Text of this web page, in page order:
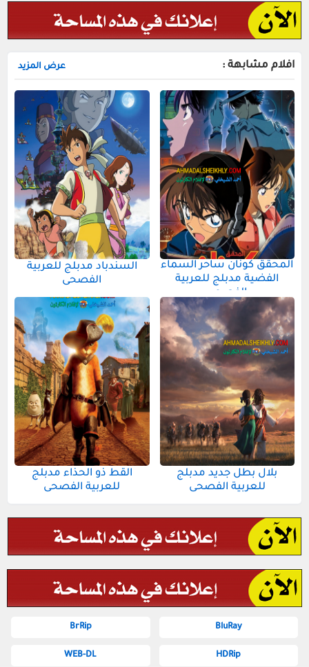
عرض المزيد افلام مشابهة :
المحقق كونان ساحر السماء
الفضية مدبلج للعربية
الفصحى
السندباد مدبلج للعربية
الفصحى
بلال بطل جديد مدبلج
للعربية الفصحى
القط ذو الحذاء مدبلج
للعربية الفصحى
BluRay
BrRip
HDRip
WEB-DL